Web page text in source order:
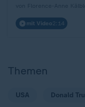
mit Video2:14
Themen
USA Donald